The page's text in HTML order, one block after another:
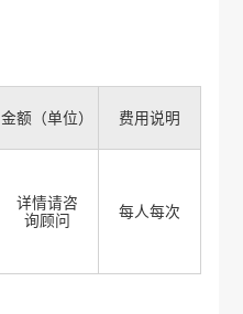
金额（单位） 费用说明
详情请咨
询顾问
每人每次